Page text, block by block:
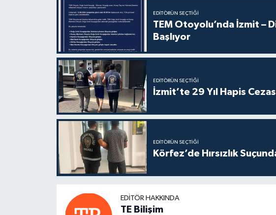
EDITÖRÜN SEÇTIĞI
TEM Otoyolu’nda İzmit –
Başlıyor
EDITÖRÜN SEÇTIĞI
İzmit’te 29 Yıl Hapis
EDITÖRÜN SEÇTIĞI
Körfez’de Hırsızlık
EDITÖR HAKKINDA
TE Bilişim